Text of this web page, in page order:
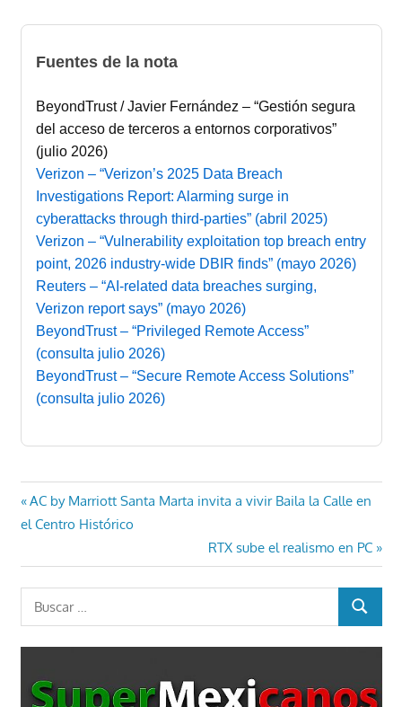
Fuentes de la nota
BeyondTrust / Javier Fernández – “Gestión segura
del acceso de terceros a entornos corporativos”
(julio 2026)
Verizon – “Verizon’s 2025 Data Breach
Investigations Report: Alarming surge in
cyberattacks through third-parties” (abril 2025)
Verizon – “Vulnerability exploitation top breach entry
point, 2026 industry-wide DBIR finds” (mayo 2026)
Reuters – “AI-related data breaches surging,
Verizon report says” (mayo 2026)
BeyondTrust – “Privileged Remote Access”
(consulta julio 2026)
BeyondTrust – “Secure Remote Access Solutions”
(consulta julio 2026)
Navegación
entradas
Entrada
anterior:
AC by Marriott Santa Marta invita a vivir Baila la Calle en
el Centro Histórico
Entrada
siguiente:
RTX sube el realismo en PC
BUSCAR